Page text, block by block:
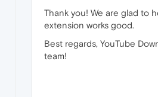
Thank you! We are glad to
extension works good.
Best regards, YouTube
team!